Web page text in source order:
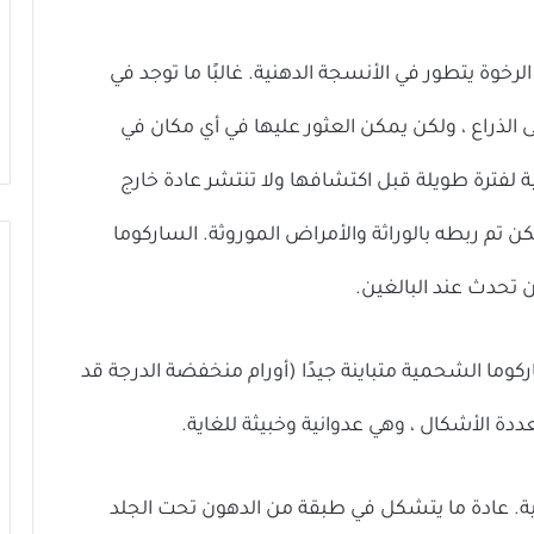
يتطور في الأنسجة الدهنية. غالبًا ما توجد في
الذراع ، ولكن يمكن العثور عليها في أي مكان في
طويلة قبل اكتشافها ولا تنتشر عادة خارج
ربطه بالوراثة والأمراض الموروثة. الساركوما
تحدث عند البالغين.
الشحمية متباينة جيدًا (أورام منخفضة الدرجة قد
الأشكال ، وهي عدوانية وخبيثة للغاية.
عادة ما يتشكل في طبقة من الدهون تحت الجلد